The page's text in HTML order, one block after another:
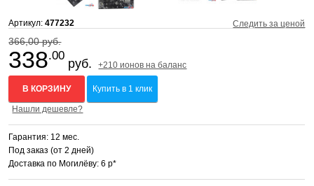
Артикул:477232 Следить за ценой
366,00 руб.
338.00
руб. +210 ионов на баланс
В КОРЗИНУ Купить в 1 клик
Нашли дешевле?
Гарантия: 12 мес.
Под заказ (от 2 дней)
Доставка по Могилёву: 6 р*